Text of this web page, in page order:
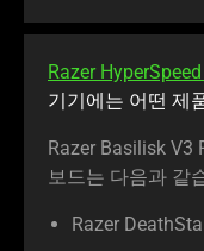
Razer
기기에는 어떤 제
Razer Basilisk V3
보드는 다음과 같
Razer